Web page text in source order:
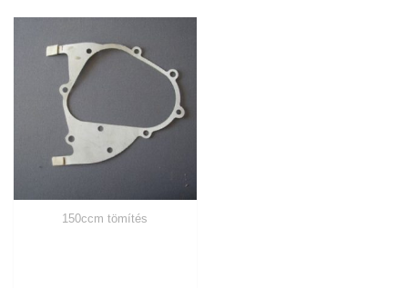
150ccm tömítés